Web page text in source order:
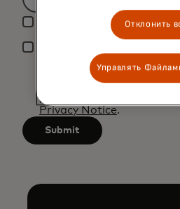
Filtering
will
be
characters.
Yes, I would like to
materials from
By clicking the button
have read and agree to
acknowledge that your
processed by Mastercard
Privacy Notice.
Submit
Отклонить
Управлять